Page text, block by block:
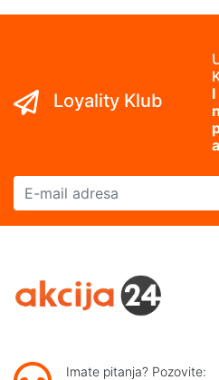
Loyality Klub
E-mail adresa
Imate pitanja? Pozovite: